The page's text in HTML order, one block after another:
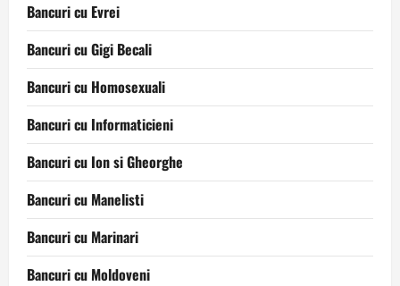
Bancuri cu Evrei
Bancuri cu Gigi Becali
Bancuri cu Homosexuali
Bancuri cu Informaticieni
Bancuri cu Ion si Gheorghe
Bancuri cu Manelisti
Bancuri cu Marinari
Bancuri cu Moldoveni